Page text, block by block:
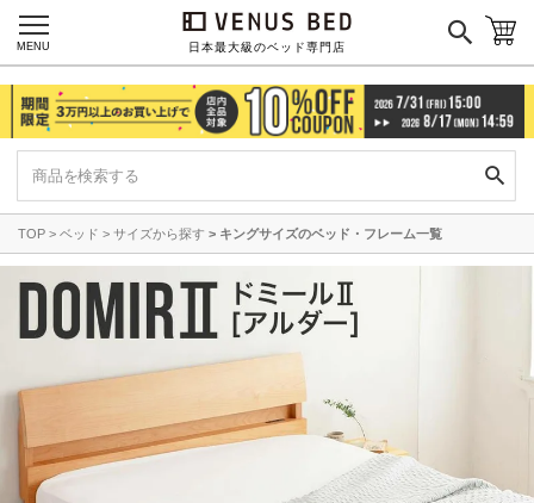
日本最大級のベッド専門店
MENU
TOP ベッド サイズから探す キングサイズのベッド・フレーム一覧